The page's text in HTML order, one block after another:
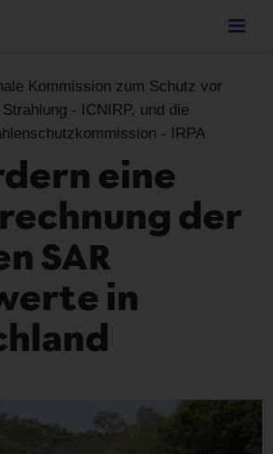
Kommission zum Schutz vor
- ICNIRP, und die
- IRPA
eine
der
SAR
in